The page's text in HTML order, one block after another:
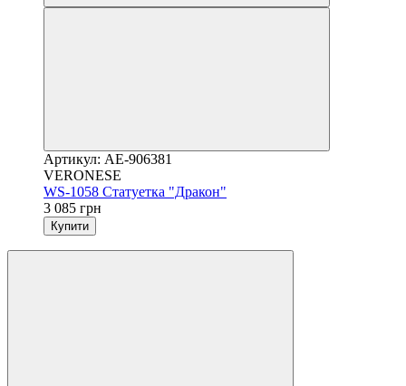
Артикул: AE-906381
VERONESE
WS-1058 Статуетка "Дракон"
3 085 грн
Купити